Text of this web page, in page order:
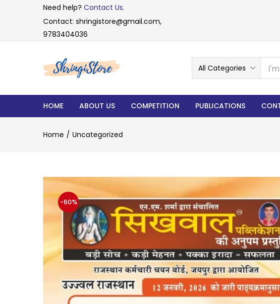
Need help? Contact Us.
Contact: shringistore@gmail.com,
9783404036
All Categories
HOME ABOUT US COMPETITION PUBLICATIONS
Home Uncategorized
-60%